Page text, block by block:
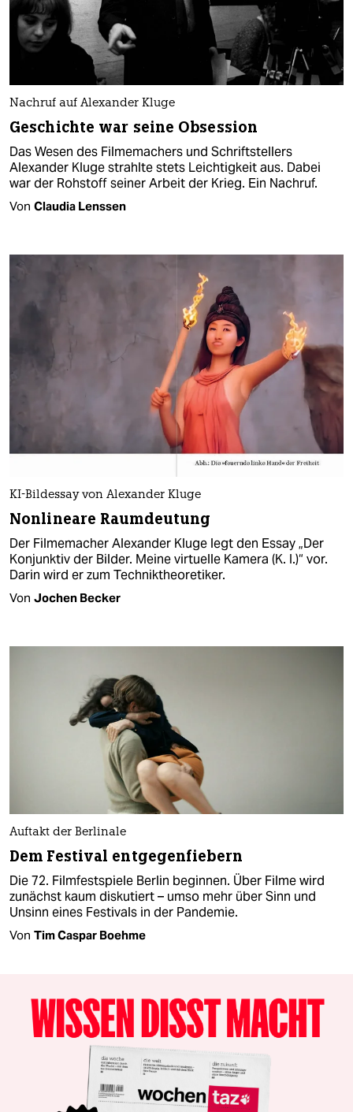
Nachruf auf Alexander Kluge
Geschichte war seine Obsession
Das Wesen des Filmemachers und Schriftstellers
Alexander Kluge strahlte stets Leichtigkeit aus. Dabei
war der Rohstoff seiner Arbeit der Krieg. Ein Nachruf.
Von Claudia Lenssen
KI-Bildessay von Alexander Kluge
Nonlineare Raumdeutung
Der Filmemacher Alexander Kluge legt den Essay „Der
Konjunktiv der Bilder. Meine virtuelle Kamera (K. I.)“ vor.
Darin wird er zum Techniktheoretiker.
Von Jochen Becker
Auftakt der Berlinale
Dem Festival entgegenfiebern
Die 72. Filmfestspiele Berlin beginnen. Über Filme wird
zunächst kaum diskutiert – umso mehr über Sinn und
Unsinn eines Festivals in der Pandemie.
Von Tim Caspar Boehme